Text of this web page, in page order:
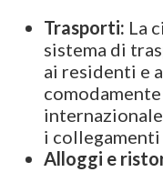
Trasporti: La
sistema di
ai residenti e
i
Alloggi e